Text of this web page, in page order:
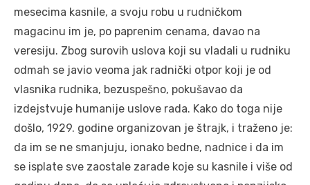
mesecima kasnile, a svoju robu u rudničkom
magacinu im je, po paprenim cenama, davao na
veresiju. Zbog surovih uslova koji su vladali u rudniku
odmah se javio veoma jak radnički otpor koji je od
vlasnika rudnika, bezuspešno, pokušavao da
izdejstvuje humanije uslove rada. Kako do toga nije
došlo, 1929. godine organizovan je štrajk, i traženo je:
da im se ne smanjuju, ionako bedne, nadnice i da im
se isplate sve zaostale zarade koje su kasnile i više od